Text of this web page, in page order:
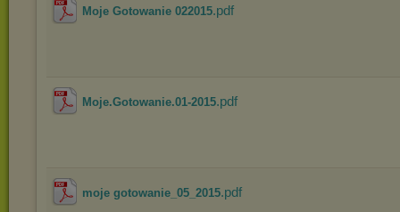
Moje Gotowanie 022015.pdf
Moje.Gotowanie.01-2015.pdf
moje gotowanie_05_2015.pdf